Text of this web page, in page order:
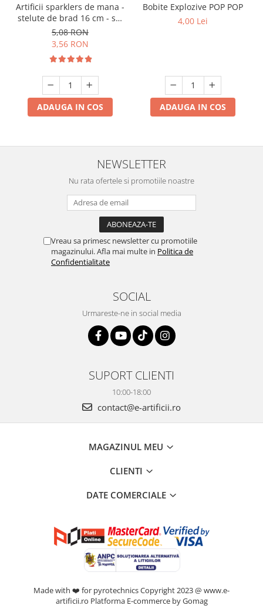
Artificii sparklers de mana -
stelute de brad 16 cm - set
10 buc
5,08 RON
3,56 RON
ADAUGA IN COS
Bobite Explozive POP POP
4,00 Lei
ADAUGA IN COS
NEWSLETTER
Nu rata ofertele si promotiile noastre
Vreau sa primesc newsletter cu promotiile
magazinului. Afla mai multe in Politica de
Confidentialitate
SOCIAL
Urmareste-ne in social media
SUPORT CLIENTI
10:00-18:00
contact@e-artificii.ro
MAGAZINUL MEU
CLIENTI
DATE COMERCIALE
Made with ❤️ for pyrotechnics Copyright 2023 @ www.e-
artificii.ro Platforma E-commerce by Gomag